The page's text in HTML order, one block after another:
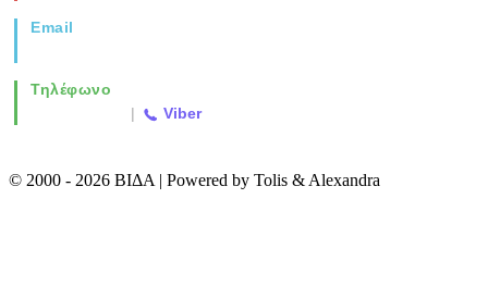
Email
Τηλέφωνο
| Viber
© 2000 - 2026 ΒΙΔΑ | Powered by Tolis & Alexandra